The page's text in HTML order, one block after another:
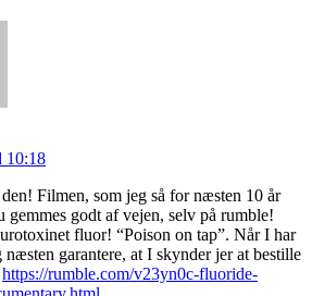
10:18
Filmen, som jeg så for næsten 10 år
gemmes godt af vejen, selv på rumble!
fluor! “Poison on tap”. Når I har
næsten garantere, at I skynder jer at bestille
https://rumble.com/v23yn0c-fluoride-